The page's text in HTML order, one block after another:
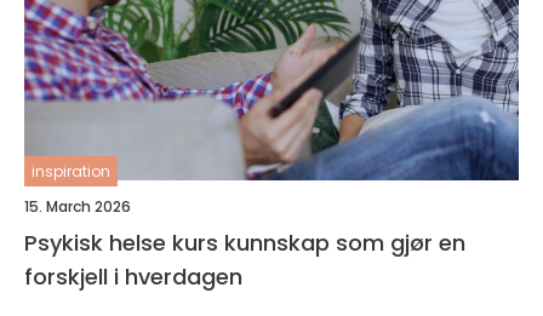
inspiration
15. March 2026
Psykisk helse kurs kunnskap som gjør en
forskjell i hverdagen